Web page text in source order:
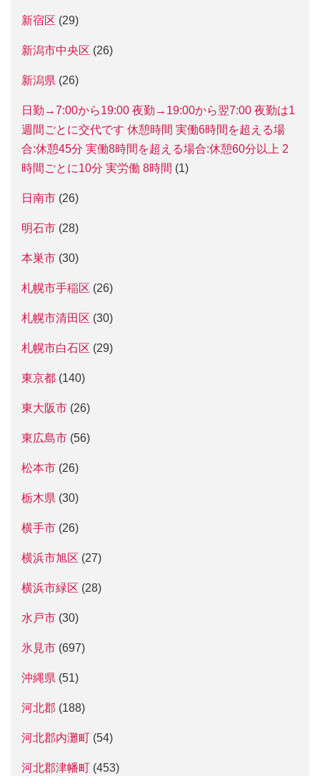
新宿区 (29)
新潟市中央区 (26)
新潟県 (26)
日勤→7:00から19:00 夜勤→19:00から翌7:00 夜勤は1
週間ごとに交代です 休憩時間 実働6時間を超える場
合:休憩45分 実働8時間を超える場合:休憩60分以上 2
時間ごとに10分 実労働 8時間 (1)
日南市 (26)
明石市 (28)
本巣市 (30)
札幌市手稲区 (26)
札幌市清田区 (30)
札幌市白石区 (29)
東京都 (140)
東大阪市 (26)
東広島市 (56)
松本市 (26)
栃木県 (30)
横手市 (26)
横浜市旭区 (27)
横浜市緑区 (28)
水戸市 (30)
氷見市 (697)
沖縄県 (51)
河北郡 (188)
河北郡内灘町 (54)
河北郡津幡町 (453)